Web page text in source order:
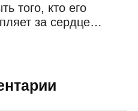
того, кто его
за сердце…